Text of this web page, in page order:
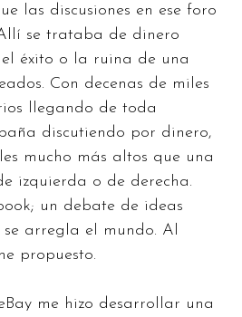
las discusiones en ese foro
se trataba de dinero
éxito o la ruina de una
Con decenas de miles
llegando de toda
discutiendo por dinero,
mucho más altos que una
izquierda o de derecha.
un debate de ideas
arregla el mundo. Al
propuesto.
me hizo desarrollar una